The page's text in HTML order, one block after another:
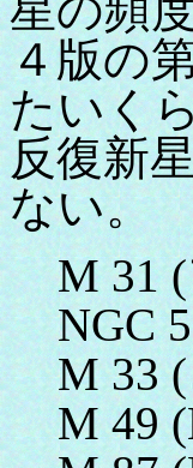
４版の
たいく
反復新
ない。
M 31
M 33
M